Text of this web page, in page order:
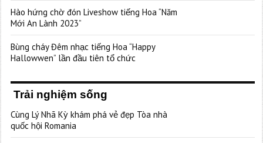
Hào hứng chờ đón Liveshow tiếng Hoa “Năm
Mới An Lành 2023”
Bùng cháy Đêm nhạc tiếng Hoa “Happy
Hallowwen” lần đầu tiên tổ chức
Trải nghiệm sống
Cùng Lý Nhã Kỳ khám phá vẻ đẹp Tòa nhà
quốc hội Romania